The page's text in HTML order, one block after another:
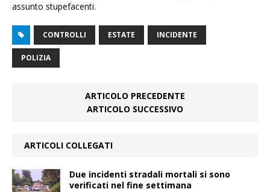
assunto stupefacenti.
CONTROLLI ESTATE INCIDENTE
POLIZIA
ARTICOLO PRECEDENTE
ARTICOLO SUCCESSIVO
ARTICOLI COLLEGATI
Due incidenti stradali mortali si sono
verificati nel fine settimana